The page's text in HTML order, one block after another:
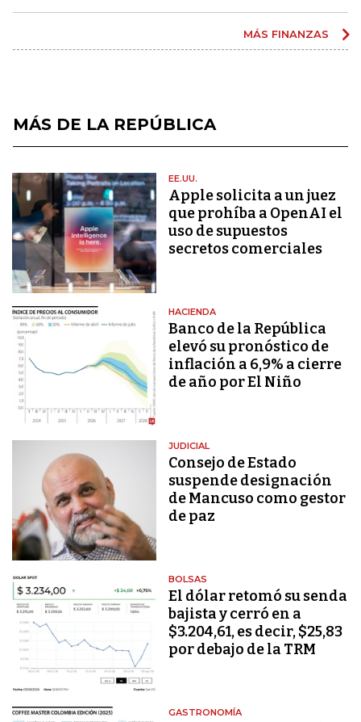
MÁS FINANZAS
MÁS DE LA REPÚBLICA
EE.UU.
Apple solicita a un juez
que prohíba a OpenAI el
uso de supuestos
secretos comerciales
HACIENDA
Banco de la República
elevó su pronóstico de
inflación a 6,9% a cierre
de año por El Niño
JUDICIAL
Consejo de Estado
suspende designación
de Mancuso como gestor
de paz
BOLSAS
El dólar retomó su senda
bajista y cerró en a
$3.204,61, es decir, $25,83
por debajo de la TRM
GASTRONOMÍA